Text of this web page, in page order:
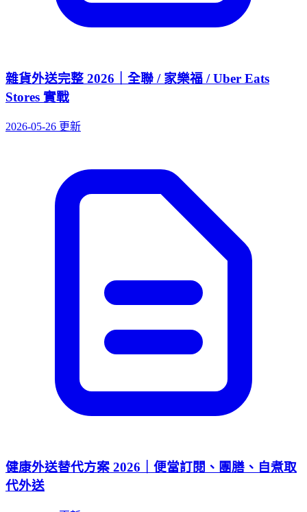
雜貨外送完整 2026｜全聯 / 家樂福 / Uber Eats
Stores 實戰
2026-05-26 更新
健康外送替代方案 2026｜便當訂閱、團膳、自煮取
代外送